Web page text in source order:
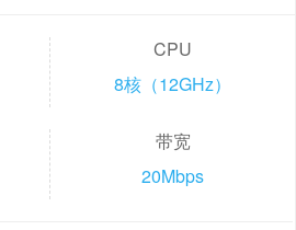
CPU
8核（12GHz）
带宽
20Mbps